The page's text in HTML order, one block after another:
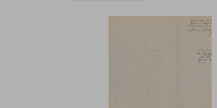
Belgique, Bruxelles, Bibliothèque royale de